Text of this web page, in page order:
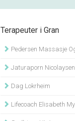
Terapeuter i Gran
Pedersen Massasje
Jaturaporn Nicolaysen
Dag Lokrheim
Lifecoach Elisabeth